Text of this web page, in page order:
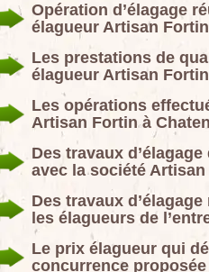
Opération d’élagage
élagueur Artisan Fortin
Les prestations de
élagueur Artisan Fortin
Les opérations
Artisan Fortin à
Des travaux
avec la société
Des travaux
les élagueurs de
Le prix élagueur qui
concurrence